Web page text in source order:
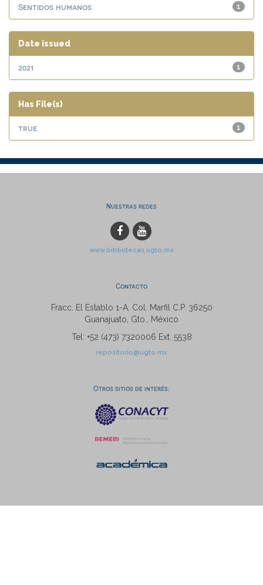
1
Sentidos humanos
Date issued
1
2021
Has File(s)
1
true
Nuestras redes
www.bibliotecas.ugto.mx
Contacto
Fracc. El Establo 1-A, Col. Marfil C.P. 36250
Guanajuato, Gto., México
Tel: +52 (473) 7320006 Ext. 5538
repositorio@ugto.mx
Otros sitios de interés: